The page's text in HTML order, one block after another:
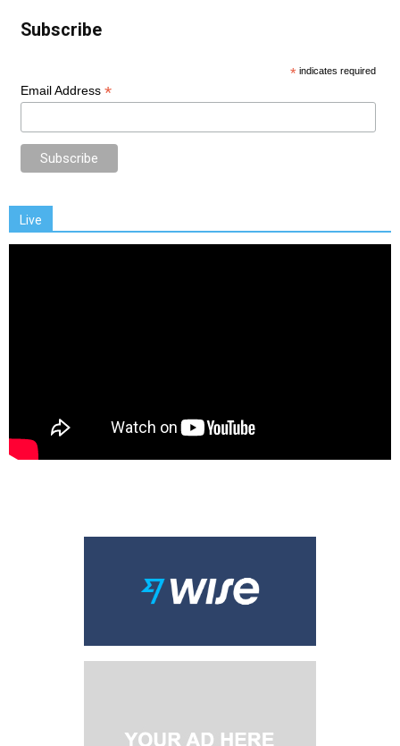
Subscribe
* indicates required
Email Address *
Live